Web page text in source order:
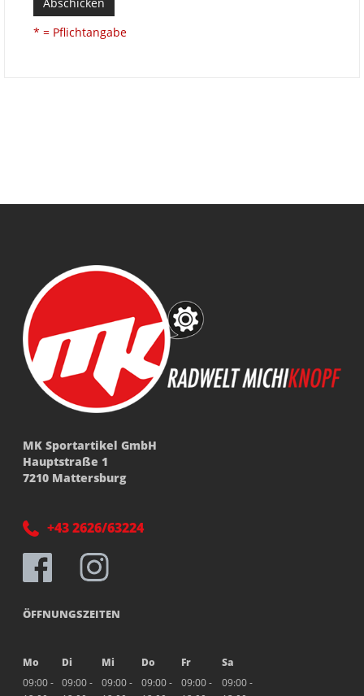
* = Pflichtangabe
MK Sportartikel GmbH
Hauptstraße 1
7210 Mattersburg
+43 2626/63224
ÖFFNUNGSZEITEN
Mo Di Mi Do Fr
Sa
09:00 -
09:00 -
09:00 -
09:00 -
09:00 -
09:00 -